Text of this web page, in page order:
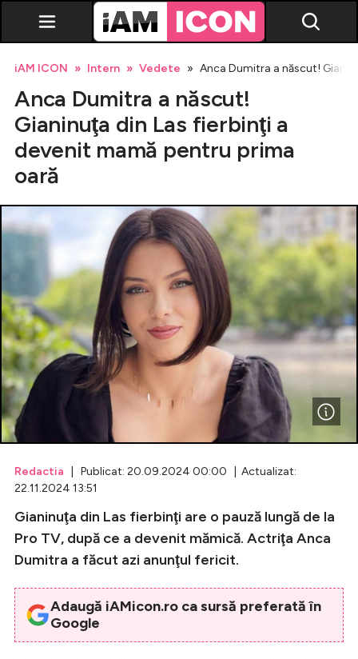
Evenimente
Emisiuni TV
Horoscop
Lifestyle
Celebrități
Breaking News
Intră în cont
iAM ICON Intern Vedete Anca Dumitra a născut!
Anca Dumitra a născut!
Gianinuţa din Las fierbinţi a
devenit mamă pentru prima
oară
Redactia | Publicat: 20.09.2024 00:00 | Actualizat:
22.11.2024 13:51
Gianinuţa din Las fierbinţi are o pauză lungă de la
Pro TV, după ce a devenit mămică. Actriţa Anca
Dumitra a făcut azi anunţul fericit.
Adaugă iAMicon.ro ca sursă preferată în
Google